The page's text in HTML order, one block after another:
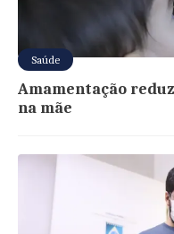
Saúde
Amamentação
na mãe